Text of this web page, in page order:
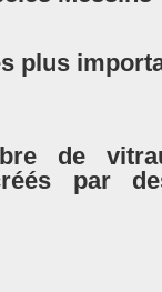
plus
de
par